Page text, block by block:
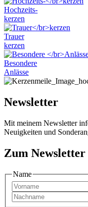
Hochzeits-
kerzen
Trauer
kerzen
Besondere
Anlässe
Newsletter
Mit meinem Newsletter
Neuigkeiten und
Zum Newsletter
Name